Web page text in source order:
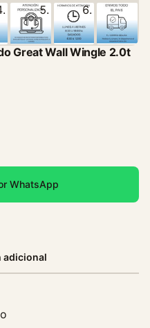
Great Wall Wingle 2.0t
WhatsApp
adicional